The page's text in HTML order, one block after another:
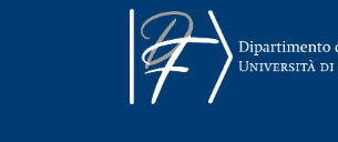
Vai al contenuto